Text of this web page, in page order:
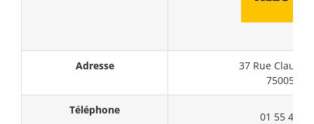
Adresse
37 Rue Claude
75005
Téléphone
01 55 43